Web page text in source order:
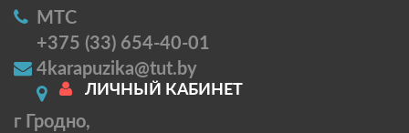
МТС
+375 (33) 654-40-01
4karapuzika@tut.by
г Гродно,
ЛИЧНЫЙ КАБИНЕТ